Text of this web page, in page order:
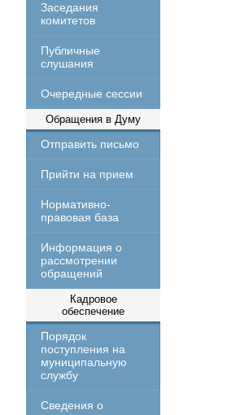
Заседания
комитетов
Публичные
слушания
Очередные сессии
Обращения в Думу
Отправить письмо
Прийти на прием
Нормативно-
правовая база
Информация о
рассмотрении
обращений
Кадровое
обеспечение
Порядок
поступления на
муниципальную
службу
Сведения о